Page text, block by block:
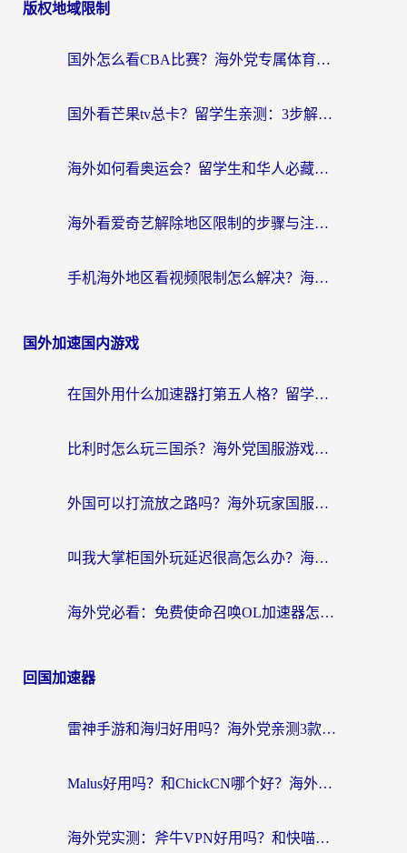
版权地域限制
国外怎么看CBA比赛？海外党专属体育直播指南，告别地区限制看球自由
国外看芒果tv总卡？留学生亲测：3步解决地域限制+流畅追剧攻略
海外如何看奥运会？留学生和华人必藏的体育赛事观看终极指南
海外看爱奇艺解除地区限制的步骤与注意事项详解：留学生必看的无卡顿追剧指南
手机海外地区看视频限制怎么解决？海外党追剧看片的实用指南
国外加速国内游戏
在国外用什么加速器打第五人格？留学生亲测：这6个功能才是关键！
比利时怎么玩三国杀？海外党国服游戏加速器终极指南（附问道CODOL优化方案）
外国可以打流放之路吗？海外玩家国服游戏畅玩终极指南（附实测推荐）
叫我大掌柜国外玩延迟很高怎么办？海外党亲测的国服游戏加速全攻略
海外党必看：免费使命召唤OL加速器怎么选？3个国服游戏加速痛点一次性解决
回国加速器
雷神手游和海归好用吗？海外党亲测3款热门回国加速器+番茄加速器深度体验
Malus好用吗？和ChickCN哪个好？海外党亲测：选对回国加速器，追剧游戏不卡顿
海外党实测：斧牛VPN好用吗？和快喵VPN对比哪个回国效果更好？附3款热门加速器深度分析